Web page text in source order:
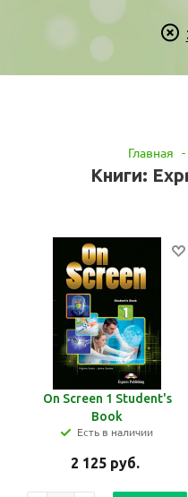
Главная -
Книги:
On Screen 1 Student's
Book
Есть в наличии
2 125 руб.